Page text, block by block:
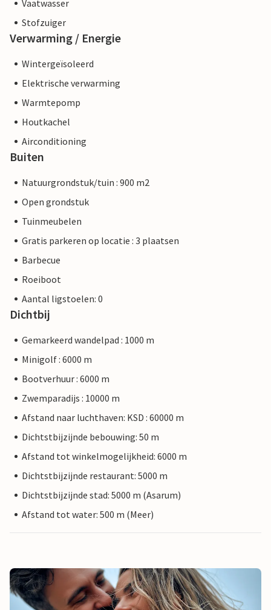
Vaatwasser
Stofzuiger
Verwarming / Energie
Wintergeïsoleerd
Elektrische verwarming
Warmtepomp
Houtkachel
Airconditioning
Buiten
Natuurgrondstuk/tuin : 900 m2
Open grondstuk
Tuinmeubelen
Gratis parkeren op locatie : 3 plaatsen
Barbecue
Roeiboot
Aantal ligstoelen: 0
Dichtbij
Gemarkeerd wandelpad : 1000 m
Minigolf : 6000 m
Bootverhuur : 6000 m
Zwemparadijs : 10000 m
Afstand naar luchthaven: KSD : 60000 m
Dichtstbijzijnde bebouwing: 50 m
Afstand tot winkelmogelijkheid: 6000 m
Dichtstbijzijnde restaurant: 5000 m
Dichtstbijzijnde stad: 5000 m (Asarum)
Afstand tot water: 500 m (Meer)